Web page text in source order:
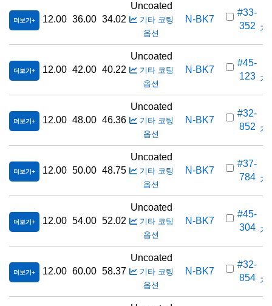
더보기 12.00 36.00 34.02
Uncoated
기타 코팅
옵션
N-BK7
#33-
352 가
더보기 12.00 42.00 40.22
Uncoated
기타 코팅
옵션
N-BK7
#45-
123 가
더보기 12.00 48.00 46.36
Uncoated
기타 코팅
옵션
N-BK7
#32-
852 가
더보기 12.00 50.00 48.75
Uncoated
기타 코팅
옵션
N-BK7
#37-
784 가
더보기 12.00 54.00 52.02
Uncoated
기타 코팅
옵션
N-BK7
#45-
304 가
더보기 12.00 60.00 58.37
Uncoated
기타 코팅
옵션
N-BK7
#32-
854 가